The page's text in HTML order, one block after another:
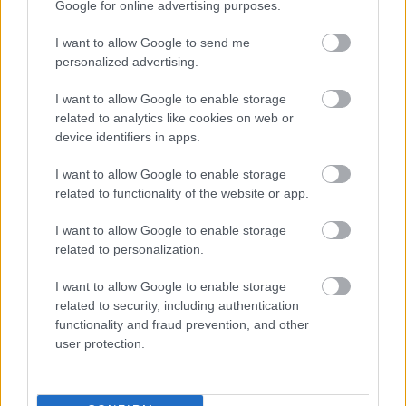
Google for online advertising purposes.
I want to allow Google to send me
personalized advertising.
I want to allow Google to enable storage
related to analytics like cookies on web or
device identifiers in apps.
I want to allow Google to enable storage
related to functionality of the website or app.
I want to allow Google to enable storage
related to personalization.
I want to allow Google to enable storage
related to security, including authentication
functionality and fraud prevention, and other
user protection.
nagy dolog. Küzdeni kell, mert emocionálisan
nagy súlyt fektettem arra, hogy Éva és Réka
megismerje egymást, sokat beszélgessenek, de azt
vágni ezt a szálat. Eleve nehéz Évával szemben leülni,
és eljátszani őt. Nem csak arról van szó, hogy jelen
van a szerző, hanem arról, hogy a nagyon személyes
története, az élete van a színpadon. Egyelőre
keressük a hangokat, az egyensúlyt. Amíg meg nem
találjuk, Évát jelképesen eltiltottuk a próbáktól.
Három-négy órát dolgozunk, ami a napnak csak kis
része, de agyban, lélekben egész nap bennünk van a
darab. Néha nagyon kimerítő.